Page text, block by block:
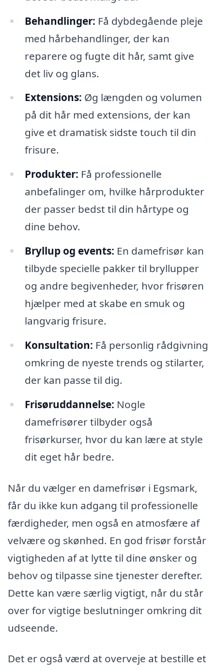
Behandlinger: Få dybdegående pleje
med hårbehandlinger, der kan
reparere og fugte dit hår, samt give
det liv og glans.
Extensions: Øg længden og volumen
på dit hår med extensions, der kan
give et dramatisk sidste touch til din
frisure.
Produkter: Få professionelle
anbefalinger om, hvilke hårprodukter
der passer bedst til din hårtype og
dine behov.
Bryllup og events: En damefrisør kan
tilbyde specielle pakker til bryllupper
og andre begivenheder, hvor frisøren
hjælper med at skabe en smuk og
langvarig frisure.
Konsultation: Få personlig rådgivning
omkring de nyeste trends og stilarter,
der kan passe til dig.
Frisøruddannelse: Nogle
damefrisører tilbyder også
frisørkurser, hvor du kan lære at style
dit eget hår bedre.
Når du vælger en damefrisør i Egsmark,
får du ikke kun adgang til professionelle
færdigheder, men også en atmosfære af
velvære og skønhed. En god frisør forstår
vigtigheden af at lytte til dine ønsker og
behov og tilpasse sine tjenester derefter.
Dette kan være særlig vigtigt, når du står
over for vigtige beslutninger omkring dit
udseende.
Det er også værd at overveje at bestille et